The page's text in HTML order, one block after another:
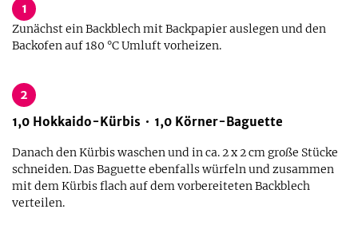
1
Zunächst ein Backblech mit Backpapier auslegen und den
Backofen auf 180 °C Umluft vorheizen.
2
1,0 Hokkaido-Kürbis 1,0 Körner-Baguette
Danach den Kürbis waschen und in ca. 2 x 2 cm große Stücke
schneiden. Das Baguette ebenfalls würfeln und zusammen
mit dem Kürbis flach auf dem vorbereiteten Backblech
verteilen.